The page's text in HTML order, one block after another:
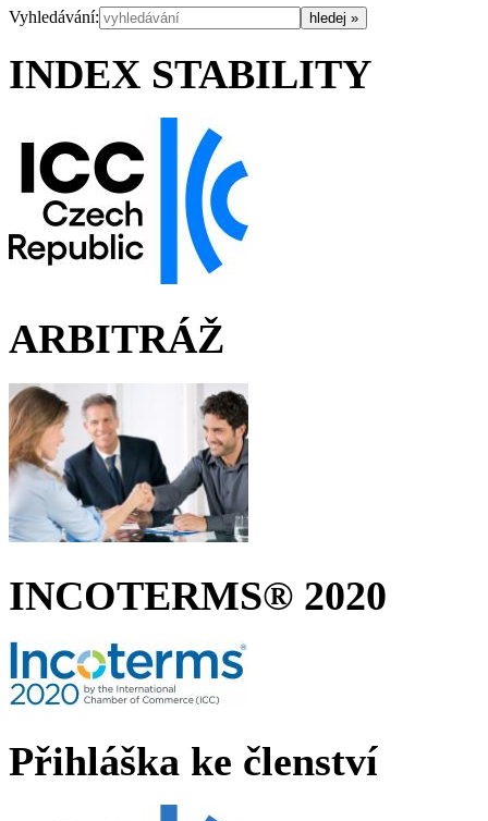
Vyhledávání:
INDEX STABILITY
ARBITRÁŽ
INCOTERMS® 2020
Přihláška ke členství